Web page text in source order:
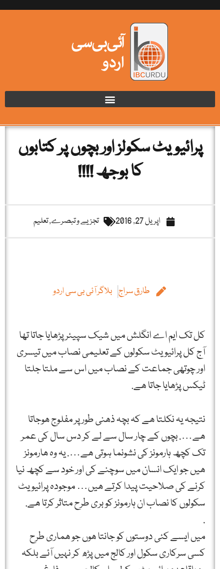
پرائیویٹ سکولز اور بچوں پر کتابوں
کا بوجھ !!!!
اپریل 27, 2016 تجزیے و تبصرے,تعلیم
طارق سراج بلاگر آئی بی سی اردو
کل تک ایم اے انگلش میں شیک سپیئر پڑھایا جاتا تھا
آج کل پرائیویٹ سکولوں کے تعلیمی نصاب میں تیسری
اور چوتھی جماعت کے نصاب میں اس سے ملتا جلتا
ٹیکس پڑھایا جاتا ھے.
نتیجہ یہ نکلتا ھے کہ بچہ ذھنی طور پر مفلوج ھوجاتا
ھے…. بچوں کے چار سال سے لے کر دس سال کی عمر
تک کچھ ہارمونز کی نشونما ہوتی ھے…. یہ وہ ھارمونز
ھیں جو ایک انسان میں سوچنے کی اور خود سے کچھ نیا
کرنے کی صلاحیت پیدا کرتے ھیں… موجودہ پرائیویٹ
سکولوں کا نصاب ان ہارمونز کو بری طرح متاثر کرتا ھے.
.
میں ایسے کئی دوستوں کو جانتا ھوں جو ھماری طرح
کسی سرکاری سکول اور کالج میں پڑھ کر نہیں آئے بلکہ